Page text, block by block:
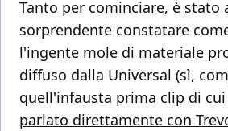
Tanto per cominciare, è stato
sorprendente constatare
l'ingente mole di materiale
diffuso dalla Universal (sì,
quell'infausta prima clip di cui
parlato direttamente con